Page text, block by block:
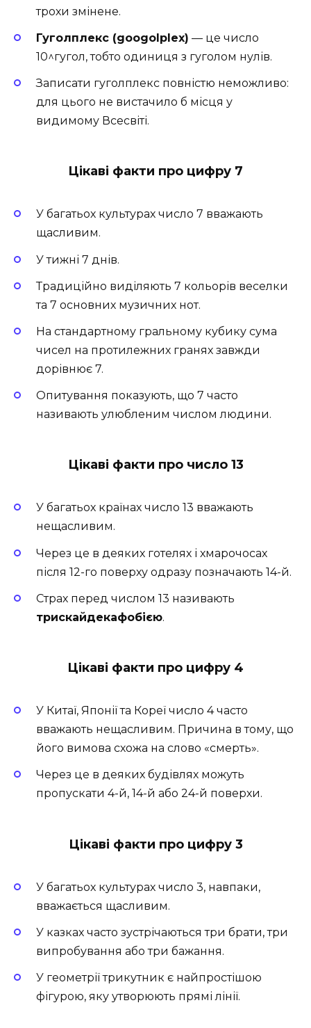
трохи змінене.
Гуголплекс (googolplex) — це число
10^гугол, тобто одиниця з гуголом нулів.
Записати гуголплекс повністю неможливо:
для цього не вистачило б місця у
видимому Всесвіті.
Цікаві факти про цифру 7
У багатьох культурах число 7 вважають
щасливим.
У тижні 7 днів.
Традиційно виділяють 7 кольорів веселки
та 7 основних музичних нот.
На стандартному гральному кубику сума
чисел на протилежних гранях завжди
дорівнює 7.
Опитування показують, що 7 часто
називають улюбленим числом людини.
Цікаві факти про число 13
У багатьох країнах число 13 вважають
нещасливим.
Через це в деяких готелях і хмарочосах
після 12-го поверху одразу позначають 14-й.
Страх перед числом 13 називають
трискайдекафобією.
Цікаві факти про цифру 4
У Китаї, Японії та Кореї число 4 часто
вважають нещасливим. Причина в тому, що
його вимова схожа на слово «смерть».
Через це в деяких будівлях можуть
пропускати 4-й, 14-й або 24-й поверхи.
Цікаві факти про цифру 3
У багатьох культурах число 3, навпаки,
вважається щасливим.
У казках часто зустрічаються три брати, три
випробування або три бажання.
У геометрії трикутник є найпростішою
фігурою, яку утворюють прямі лінії.